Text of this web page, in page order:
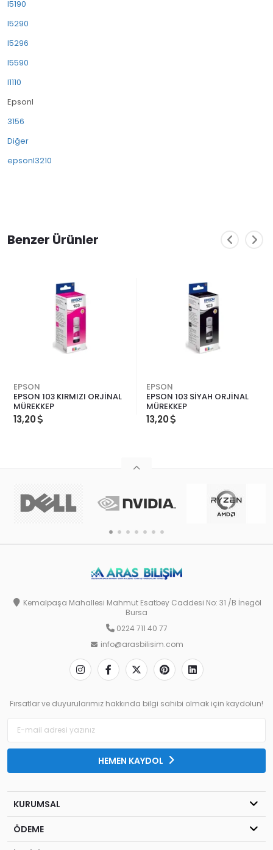
l5190
l5290
l5296
l5590
l1110
Epsonl
3156
Diğer
epsonl3210
Benzer Ürünler
EPSON
EPSON 103 KIRMIZI ORJİNAL
MÜREKKEP
13,20
EPSON
EPSON 103 SİYAH ORJİNAL
MÜREKKEP
13,20
Kemalpaşa Mahallesi Mahmut Esatbey Caddesi No: 31 /B İnegöl
Bursa
0224 711 40 77
info@arasbilisim.com
Fırsatlar ve duyurularımız hakkında bilgi sahibi olmak için kaydolun!
HEMEN KAYDOL
KURUMSAL
ÖDEME